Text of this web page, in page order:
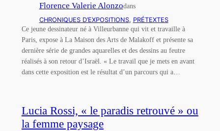
Florence Valerie Alonzodans
CHRONIQUES D’EXPOSITIONS, PRÉTEXTES
Ce jeune dessinateur né à Villeurbanne qui vit et travaille à
Paris, expose à La Maison des Arts de Malakoff et présente sa
dernière série de grandes aquarelles et des dessins au feutre
réalisés à son retour d’Israël. « Le travail que je mets en avant
dans cette exposition est le résultat d’un parcours qui a…
Lucia Rossi, « le paradis retrouvé » ou
la femme paysage